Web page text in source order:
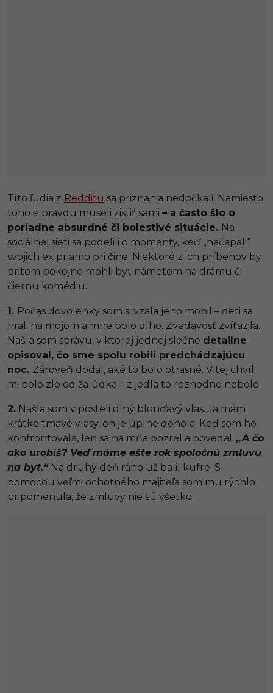
Títo ľudia z Redditu sa priznania nedočkali. Namiesto
toho si pravdu museli zistiť sami – a často šlo o
poriadne absurdné či bolestivé situácie. Na
sociálnej sieti sa podelili o momenty, keď „načapali“
svojich ex priamo pri čine. Niektoré z ich príbehov by
pritom pokojne mohli byť námetom na drámu či
čiernu komédiu.
1. Počas dovolenky som si vzala jeho mobil – deti sa
hrali na mojom a mne bolo dlho. Zvedavosť zvíťazila.
Našla som správu, v ktorej jednej slečne detailne
opisoval, čo sme spolu robili predchádzajúcu
noc. Zároveň dodal, aké to bolo otrasné. V tej chvíli
mi bolo zle od žalúdka – z jedla to rozhodne nebolo.
2. Našla som v posteli dlhý blonďavý vlas. Ja mám
krátke tmavé vlasy, on je úplne dohola. Keď som ho
konfrontovala, len sa na mňa pozrel a povedal: „A čo
ako urobíš? Veď máme ešte rok spoločnú zmluvu
na byt.“Na druhý deň ráno už balil kufre. S
pomocou veľmi ochotného majiteľa som mu rýchlo
pripomenula, že zmluvy nie sú všetko.